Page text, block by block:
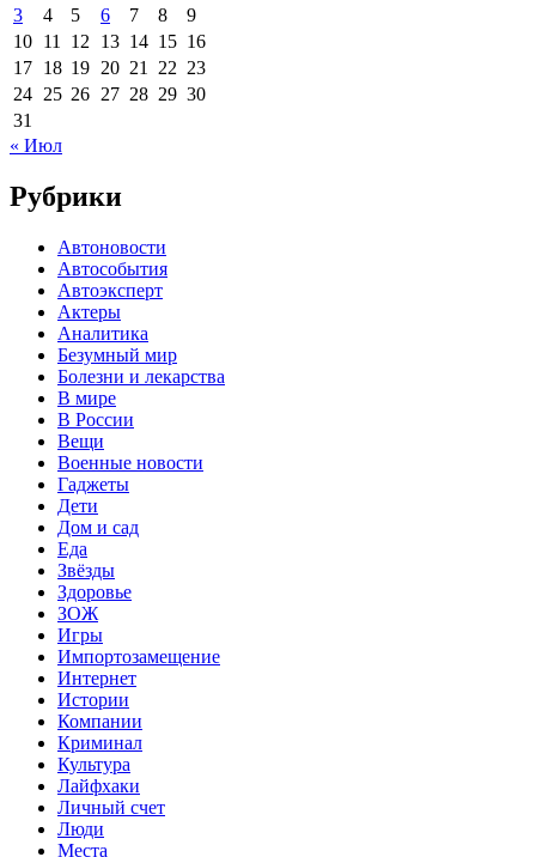
3
4 5 6 7 8
9
10 11 12 13 14 15 16
17 18 19 20 21 22 23
24 25 26 27 28 29 30
31
« Июл
Рубрики
Автоновости
Автособытия
Автоэксперт
Актеры
Аналитика
Безумный мир
Болезни и лекарства
В мире
В России
Вещи
Военные новости
Гаджеты
Дети
Дом и сад
Еда
Звёзды
Здоровье
ЗОЖ
Игры
Импортозамещение
Интернет
Истории
Компании
Криминал
Культура
Лайфхаки
Личный счет
Люди
Места